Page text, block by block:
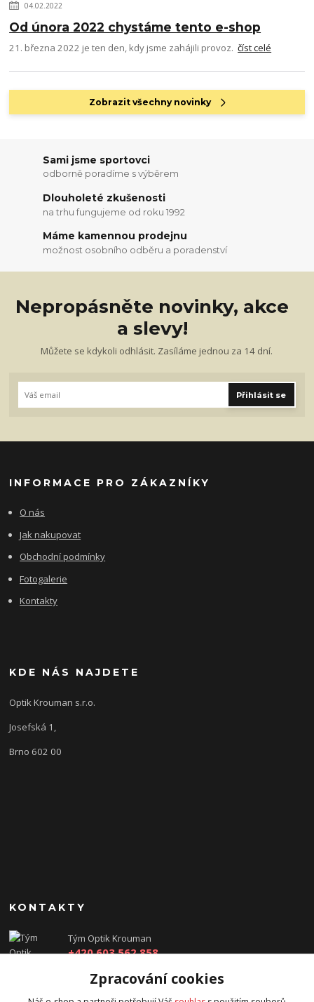
04.02.2022
Od února 2022 chystáme tento e-shop
21. března 2022 je ten den, kdy jsme zahájili provoz.číst celé
Zobrazit všechny novinky
Sami jsme sportovci
odborně poradíme s výběrem
Dlouholeté zkušenosti
na trhu fungujeme od roku 1992
Máme kamennou prodejnu
možnost osobního odběru a poradenství
Nepropásněte novinky, akce
a slevy!
Můžete se kdykoli odhlásit. Zasíláme jednou za 14 dní.
Přihlásit se
INFORMACE PRO ZÁKAZNÍKY
O nás
Jak nakupovat
Obchodní podmínky
Fotogalerie
Kontakty
KDE NÁS NAJDETE
Optik Krouman s.r.o.
Josefská 1,
Brno 602 00
KONTAKTY
Tým Optik Krouman
+420 603 562 858
info@optikkrouman.cz
Zpracování cookies